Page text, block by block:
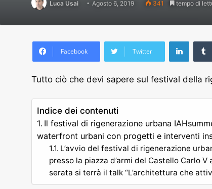
Luca Usai Agosto 6, 2019 341 tempo di
Facebook Twitter
Tutto ciò che devi sapere sul festival della
Indice dei contenuti
Il festival di rigenerazione urbana
waterfront urbani con progetti e interventi
L’avvio del festival di rigenerazione
presso la piazza d’armi del Castello Carlo
serata si terrà il talk “L’architettura che